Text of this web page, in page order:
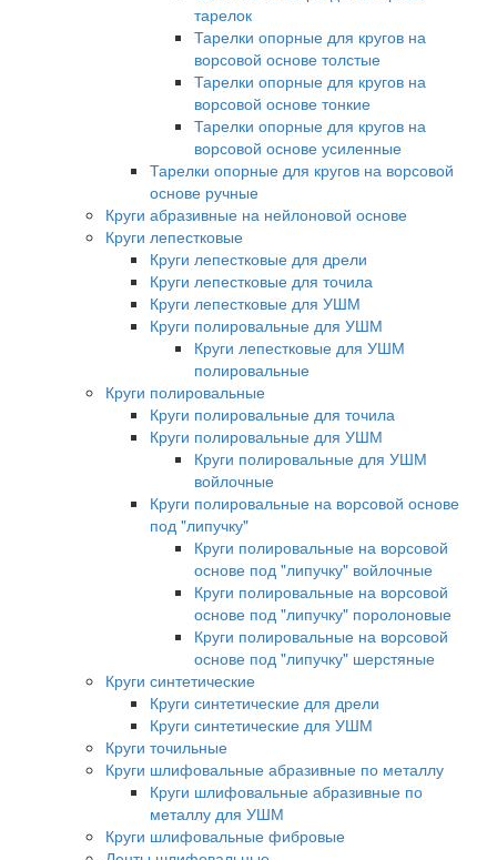
тарелок
Тарелки опорные для кругов на
ворсовой основе толстые
Тарелки опорные для кругов на
ворсовой основе тонкие
Тарелки опорные для кругов на
ворсовой основе усиленные
Тарелки опорные для кругов на ворсовой
основе ручные
Круги абразивные на нейлоновой основе
Круги лепестковые
Круги лепестковые для дрели
Круги лепестковые для точила
Круги лепестковые для УШМ
Круги полировальные для УШМ
Круги лепестковые для УШМ
полировальные
Круги полировальные
Круги полировальные для точила
Круги полировальные для УШМ
Круги полировальные для УШМ
войлочные
Круги полировальные на ворсовой основе
под "липучку"
Круги полировальные на ворсовой
основе под "липучку" войлочные
Круги полировальные на ворсовой
основе под "липучку" поролоновые
Круги полировальные на ворсовой
основе под "липучку" шерстяные
Круги синтетические
Круги синтетические для дрели
Круги синтетические для УШМ
Круги точильные
Круги шлифовальные абразивные по металлу
Круги шлифовальные абразивные по
металлу для УШМ
Круги шлифовальные фибровые